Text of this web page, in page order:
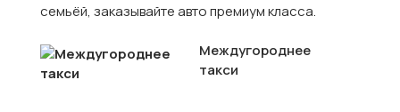
семьёй, заказывайте авто премиум класса.
Междугороднее
такси